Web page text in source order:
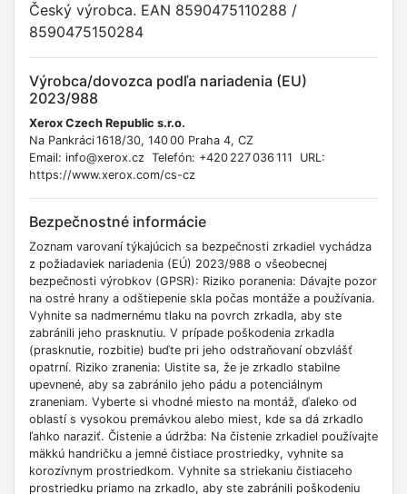
Český výrobca. EAN 8590475110288 /
8590475150284
Výrobca/dovozca podľa nariadenia (EU)
2023/988
Xerox Czech Republic s.r.o.
Na Pankráci 1618/30, 140 00 Praha 4, CZ
Email: info@xerox.cz Telefón: +420 227 036 111 URL:
https://www.xerox.com/cs-cz
Bezpečnostné informácie
Zoznam varovaní týkajúcich sa bezpečnosti zrkadiel vychádza
z požiadaviek nariadenia (EÚ) 2023/988 o všeobecnej
bezpečnosti výrobkov (GPSR): Riziko poranenia: Dávajte pozor
na ostré hrany a odštiepenie skla počas montáže a používania.
Vyhnite sa nadmernému tlaku na povrch zrkadla, aby ste
zabránili jeho prasknutiu. V prípade poškodenia zrkadla
(prasknutie, rozbitie) buďte pri jeho odstraňovaní obzvlášť
opatrní. Riziko zranenia: Uistite sa, že je zrkadlo stabilne
upevnené, aby sa zabránilo jeho pádu a potenciálnym
zraneniam. Vyberte si vhodné miesto na montáž, ďaleko od
oblastí s vysokou premávkou alebo miest, kde sa dá zrkadlo
ľahko naraziť. Čistenie a údržba: Na čistenie zrkadiel používajte
mäkkú handričku a jemné čistiace prostriedky, vyhnite sa
korozívnym prostriedkom. Vyhnite sa striekaniu čistiaceho
prostriedku priamo na zrkadlo, aby ste zabránili poškodeniu